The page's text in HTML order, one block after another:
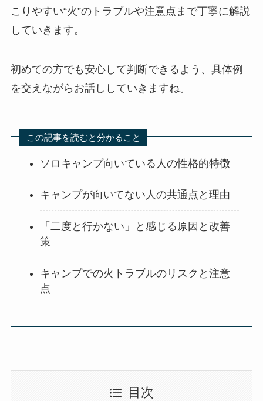
こりやすい“火”のトラブルや注意点まで丁寧に解説
していきます。
初めての方でも安心して判断できるよう、具体例
を交えながらお話ししていきますね。
この記事を読むと分かること
ソロキャンプ向いている人の性格的特徴
キャンプが向いてない人の共通点と理由
「二度と行かない」と感じる原因と改善
策
キャンプでの火トラブルのリスクと注意
点
目次